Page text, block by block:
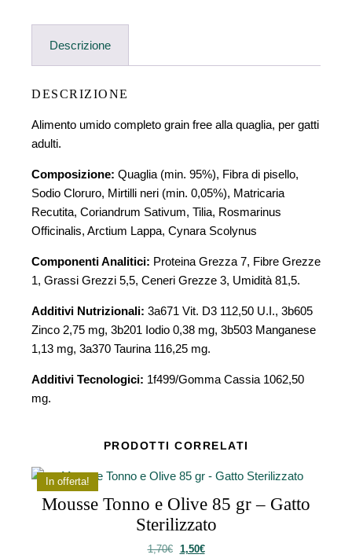
Descrizione
DESCRIZIONE
Alimento umido completo grain free alla quaglia, per gatti
adulti.
Composizione: Quaglia (min. 95%), Fibra di pisello,
Sodio Cloruro, Mirtilli neri (min. 0,05%), Matricaria
Recutita, Coriandrum Sativum, Tilia, Rosmarinus
Officinalis, Arctium Lappa, Cynara Scolynus
Componenti Analitici: Proteina Grezza 7, Fibre Grezze
1, Grassi Grezzi 5,5, Ceneri Grezze 3, Umidità 81,5.
Additivi Nutrizionali: 3a671 Vit. D3 112,50 U.I., 3b605
Zinco 2,75 mg, 3b201 Iodio 0,38 mg, 3b503 Manganese
1,13 mg, 3a370 Taurina 116,25 mg.
Additivi Tecnologici: 1f499/Gomma Cassia 1062,50
mg.
PRODOTTI CORRELATI
In offerta!
Mousse Tonno e Olive 85 gr – Gatto
Sterilizzato
1,70€ Il prezzo originale era: 1,70€.
1,50€Il prezzo attuale è: 1,50€.